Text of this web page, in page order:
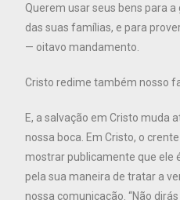
Querem usar seus bens para
das suas famílias, e para
— oitavo mandamento.
Cristo redime também nosso
E, a salvação em Cristo muda
nossa boca. Em Cristo, o
mostrar publicamente que ele
pela sua maneira de tratar a
nossa comunicação. “Não